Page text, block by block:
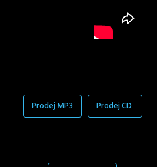
Prodej MP3 Prodej CD